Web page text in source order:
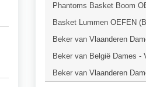
Phantoms Basket Boom
Basket Lummen OEFEN
Beker van Vlaanderen
Beker van België Dames -
Beker van Vlaanderen